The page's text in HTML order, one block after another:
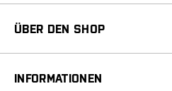
ÜBER DEN SHOP
INFORMATIONEN